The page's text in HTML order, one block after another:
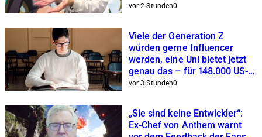
vor 2 Stunden0
Viele der Generation Z
würden gerne Influencer
werden, eine Uni bietet jetzt
genau das – für 148.000 US-
Dollar
vor 3 Stunden0
„Sie sind keine Entwickler“:
Ex-Chef von Anthem warnt